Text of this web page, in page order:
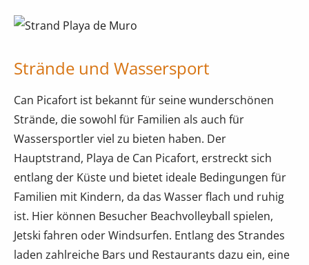
Strände und Wassersport
Can Picafort ist bekannt für seine wunderschönen
Strände, die sowohl für Familien als auch für
Wassersportler viel zu bieten haben. Der
Hauptstrand, Playa de Can Picafort, erstreckt sich
entlang der Küste und bietet ideale Bedingungen für
Familien mit Kindern, da das Wasser flach und ruhig
ist. Hier können Besucher Beachvolleyball spielen,
Jetski fahren oder Windsurfen. Entlang des Strandes
laden zahlreiche Bars und Restaurants dazu ein, eine